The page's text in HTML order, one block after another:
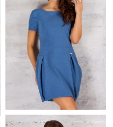
ROZKLOSZOWANA